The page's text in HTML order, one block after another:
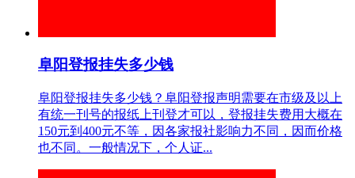
阜阳登报挂失多少钱
阜阳登报挂失多少钱？阜阳登报声明需要在市级及以上
有统一刊号的报纸上刊登才可以，登报挂失费用大概在
150元到400元不等，因各家报社影响力不同，因而价格
也不同。一般情况下，个人证...